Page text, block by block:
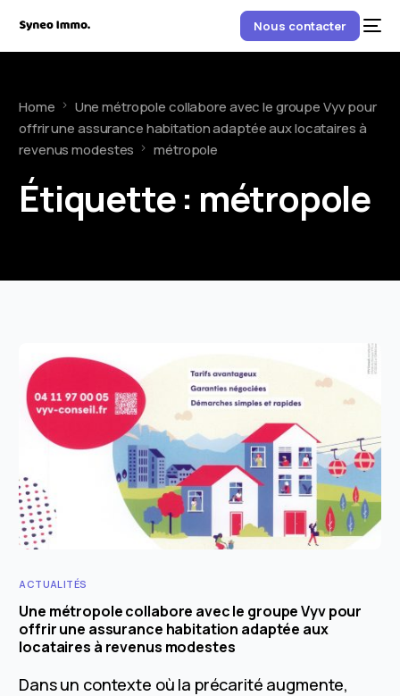
Nous contacter
Home
Une métropole collabore avec le groupe Vyv pour
offrir une assurance habitation adaptée aux locataires à
revenus modestes
métropole
Étiquette : métropole
ACTUALITÉS
Une métropole collabore avec le groupe Vyv pour
offrir une assurance habitation adaptée aux
locataires à revenus modestes
Dans un contexte où la précarité augmente,